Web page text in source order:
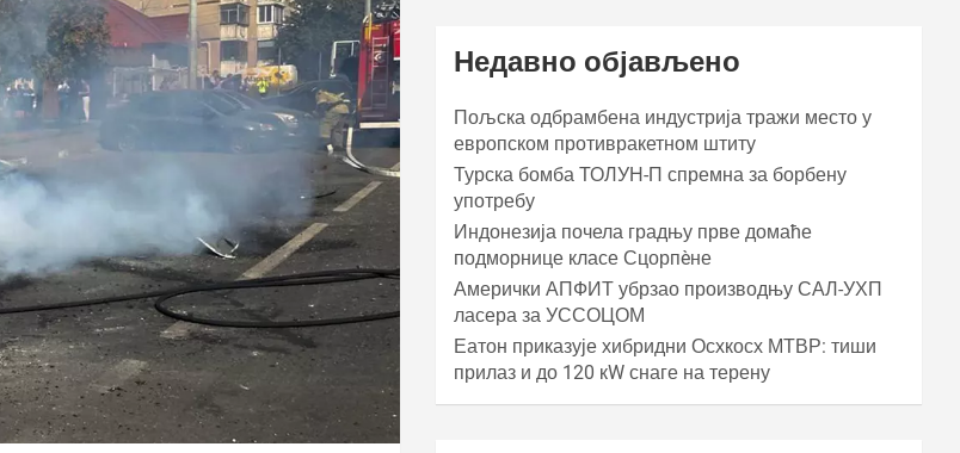
Недавно објављено
Пољска одбрамбена индустрија тражи место у
европском противракетном штиту
Турска бомба ТОЛУН-П спремна за борбену
употребу
Индонезија почела градњу прве домаће
подморнице класе Сцорпèне
Амерички АПФИТ убрзао производњу САЛ-УХП
ласера за УССОЦОМ
Еатон приказује хибридни Осхкосх МТВР: тиши
прилаз и до 120 кW снаге на терену